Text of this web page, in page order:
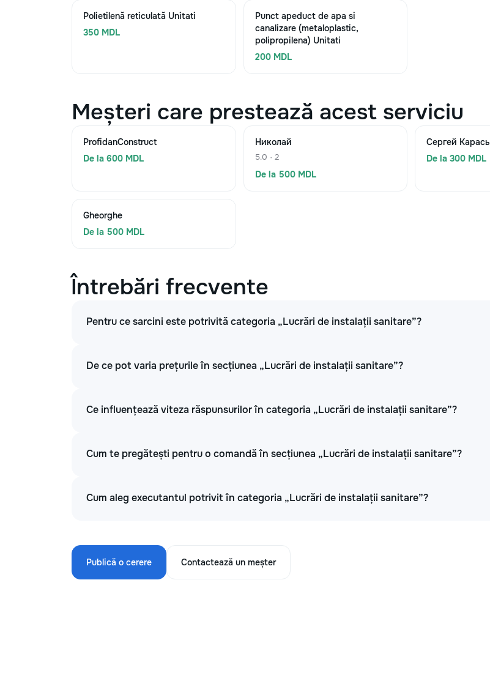
Polietilenă reticulată Unitati
350 MDL
Punct apeduct de apa si
canalizare (metaloplastic,
polipropilena) Unitati
200 MDL
Meșteri care prestează acest serviciu
ProfidanConstruct
De la 600 MDL
Николай
5.0 · 2
De la 500 MDL
Сергей Карась
De la 300 MDL
Gheorghe
De la 500 MDL
Întrebări frecvente
Pentru ce sarcini este potrivită categoria „Lucrări de instalații sanitare”?
De ce pot varia prețurile în secțiunea „Lucrări de instalații sanitare”?
Ce influențează viteza răspunsurilor în categoria „Lucrări de instalații sanitare”?
Cum te pregătești pentru o comandă în secțiunea „Lucrări de instalații sanitare”?
Cum aleg executantul potrivit în categoria „Lucrări de instalații sanitare”?
Publică o cerere Contactează un meșter